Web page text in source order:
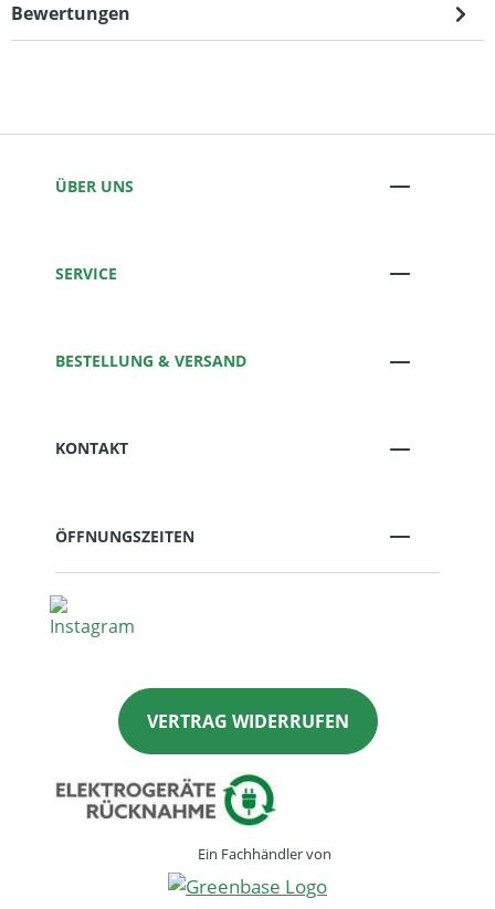
Bewertungen
ÜBER UNS
SERVICE
BESTELLUNG & VERSAND
KONTAKT
ÖFFNUNGSZEITEN
VERTRAG WIDERRUFEN
Ein Fachhändler von